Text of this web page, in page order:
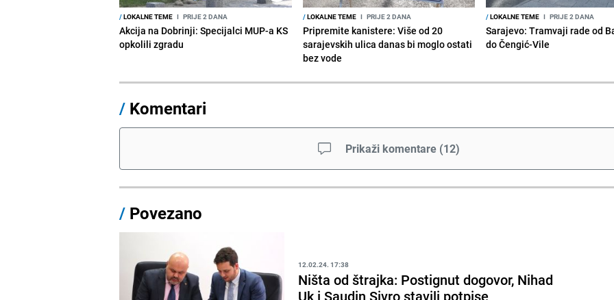
/LOKALNE TEME I PRIJE 2 DANA
Akcija na Dobrinji: Specijalci MUP-a KS
opkolili zgradu
/LOKALNE TEME I PRIJE 2 DANA
Pripremite kanistere: Više od 20
sarajevskih ulica danas bi moglo ostati
bez vode
/LOKALNE TEME I PRIJE 2 DANA
Sarajevo: Tramvaji rade od
do Čengić-Vile
/ Komentari
Prikaži komentare (12)
/ Povezano
12.02.24. 17:38
Ništa od štrajka: Postignut dogovor, Nihad
Uk i Saudin Sivro stavili potpise